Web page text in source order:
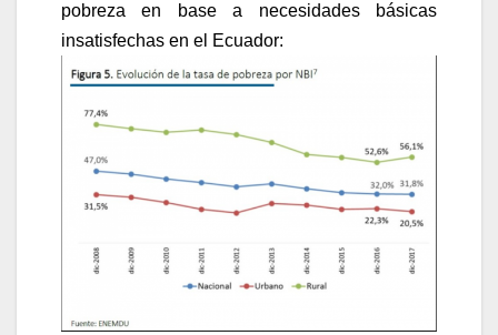
pobreza en base a necesidades básicas
insatisfechas en el Ecuador: